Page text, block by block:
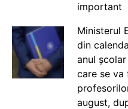
important
Ministerul
din
anul
care se va
august,